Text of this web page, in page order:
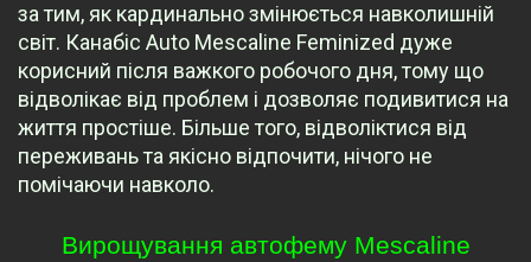
за тим, як кардинально змінюється навколишній
світ. Канабіс Auto Mescaline Feminized дуже
корисний після важкого робочого дня, тому що
відволікає від проблем і дозволяє подивитися на
життя простіше. Більше того, відволіктися від
переживань та якісно відпочити, нічого не
помічаючи навколо.
Вирощування автофему Mescaline